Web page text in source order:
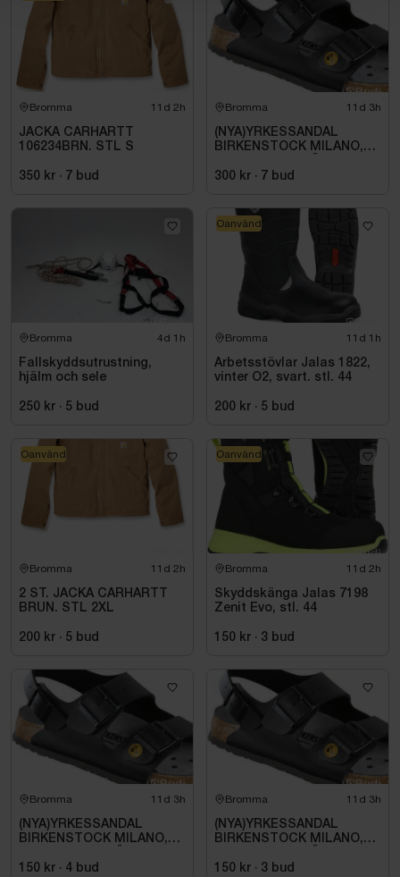
Bromma 11d 2h
JACKA CARHARTT
106234BRN. STL S
350 kr · 7 bud
Bromma 11d 3h
(NYA)YRKESSANDAL
BIRKENSTOCK MILANO,
SVART. STL 42
300 kr · 7 bud
Bromma 4d 1h
Fallskyddsutrustning,
hjälm och sele
250 kr · 5 bud
Bromma 11d 1h
Arbetsstövlar Jalas 1822,
vinter O2, svart. stl. 44
200 kr · 5 bud
Oanvänd
Bromma 11d 2h
2 ST. JACKA CARHARTT
BRUN. STL 2XL
200 kr · 5 bud
Oanvänd
Bromma 11d 2h
Skyddskänga Jalas 7198
Zenit Evo, stl. 44
150 kr · 3 bud
Oanvänd
Bromma 11d 3h
(NYA)YRKESSANDAL
BIRKENSTOCK MILANO,
SVART. STL 42
150 kr · 4 bud
Bromma 11d 3h
(NYA)YRKESSANDAL
BIRKENSTOCK MILANO,
SVART. STL 42
150 kr · 3 bud